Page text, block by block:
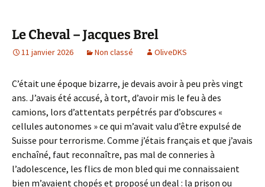
Le Cheval – Jacques Brel
11 janvier 2026 Non classé OliveDKS
C’était une époque bizarre, je devais avoir à peu près vingt
ans. J’avais été accusé, à tort, d’avoir mis le feu à des
camions, lors d’attentats perpétrés par d’obscures «
cellules autonomes » ce qui m’avait valu d’être expulsé de
Suisse pour terrorisme. Comme j’étais français et que j’avais
enchaîné, faut reconnaître, pas mal de conneries à
l’adolescence, les flics de mon bled qui me connaissaient
bien m’avaient chopés et proposé un deal : la prison ou